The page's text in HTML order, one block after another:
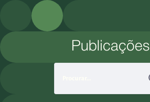
Pular para o Conteúdo principal
Publicações